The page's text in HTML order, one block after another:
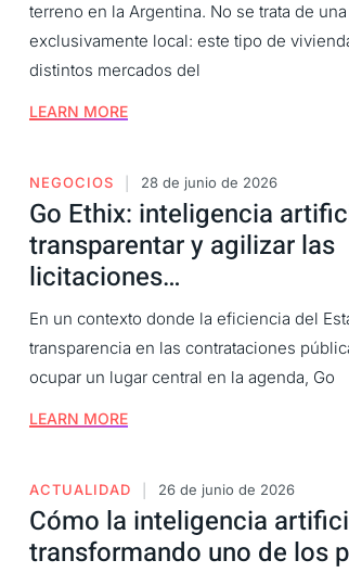
terreno en la Argentina. No se trata de
exclusivamente local: este tipo de
distintos mercados del
LEARN MORE
NEGOCIOS 28 de junio de 2026
Go Ethix: inteligencia
transparentar y agilizar las
licitaciones…
En un contexto donde la eficiencia del
transparencia en las contrataciones
ocupar un lugar central en la agenda, Go
LEARN MORE
ACTUALIDAD 26 de junio de 2026
Cómo la inteligencia
transformando uno de los